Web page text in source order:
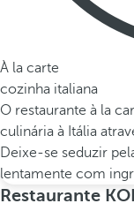
À la carte
cozinha italiana
O restaurante à la
culinária à Itália
Deixe-se seduzir
lentamente com
Restaurante KOI